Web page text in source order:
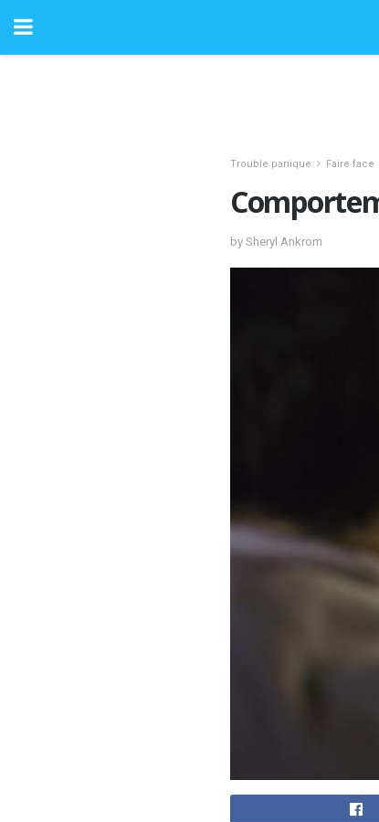
Trouble panique Faire face
by Sheryl Ankrom